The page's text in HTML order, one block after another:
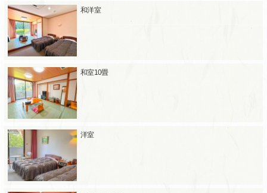
和洋室
和室10畳
洋室